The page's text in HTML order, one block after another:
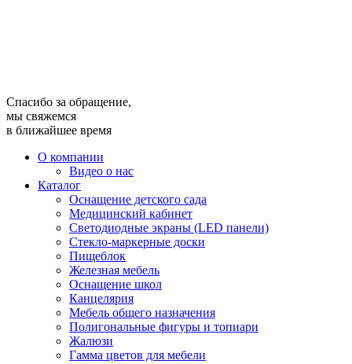
Спасибо за обращение,
мы свяжемся
в ближайшее время
О компании
Видео о нас
Каталог
Оснащение детского сада
Медицинский кабинет
Светодиодные экраны (LED панели)
Стекло-маркерные доски
Пищеблок
Железная мебель
Оснащение школ
Канцелярия
Мебель общего назначения
Полигональные фигуры и топиари
Жалюзи
Гамма цветов для мебели